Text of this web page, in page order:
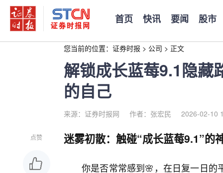
首页 快讯 要闻 股市
您当前的位置： 证券时报 > 公司 > 正文
解锁成长蓝莓9.1隐藏
的自己
来源：证券时报网 作者：张宏民 2026-02-10
点赞 迷雾初散：触碰“成长蓝莓9.1”的
你是否常常感到🌸，在日复一日的